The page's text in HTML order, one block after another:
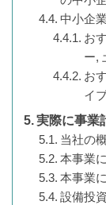
中小企
お
ー,
お
イ
実際に事業
当社の
本事業
本事業
設備投